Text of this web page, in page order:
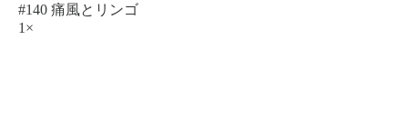
#140 痛風とリンゴ
1×